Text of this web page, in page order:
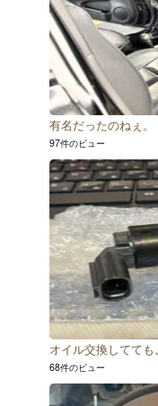
有名だったのねぇ。
97件のビュー
オイル交換してても。
68件のビュー